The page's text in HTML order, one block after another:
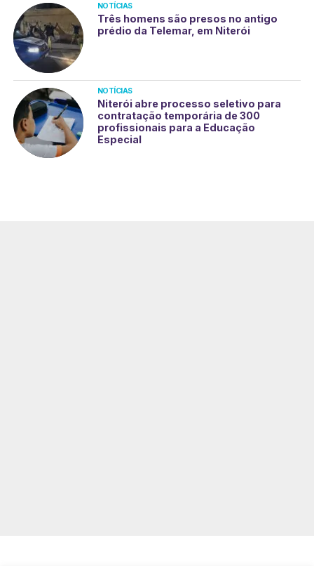
NOTÍCIAS
Três homens são presos no antigo
prédio da Telemar, em Niterói
NOTÍCIAS
Niterói abre processo seletivo para
contratação temporária de 300
profissionais para a Educação
Especial